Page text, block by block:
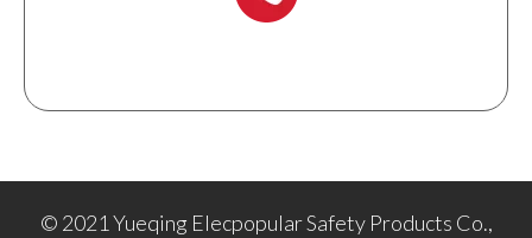
© 2021 Yueqing Elecpopular Safety Products Co.,